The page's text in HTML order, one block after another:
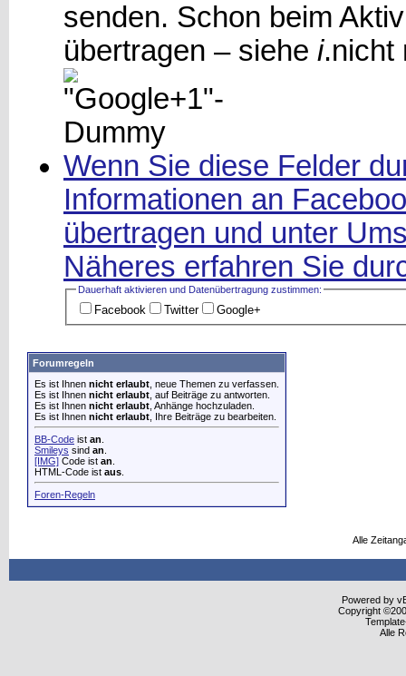
senden. Schon beim
übertragen – siehe i.nicht
Wenn Sie diese Felder
Informationen an
übertragen und unter
Näheres erfahren Sie
Dauerhaft aktivieren und Datenüber­tragung zustimmen:
Facebook Twitter Google+
Forumregeln
Es ist Ihnen nicht erlaubt , neue Themen zu verfassen.
Es ist Ihnen nicht erlaubt , auf Beiträge zu antworten.
Es ist Ihnen nicht erlaubt , Anhänge hochzuladen.
Es ist Ihnen nicht erlaubt , Ihre Beiträge zu bearbeiten.
BB-Code ist an
Smileys sind an
[IMG] Code ist an
HTML-Code ist aus
Foren-Regeln
Alle
Powered by
Copyright
Alle